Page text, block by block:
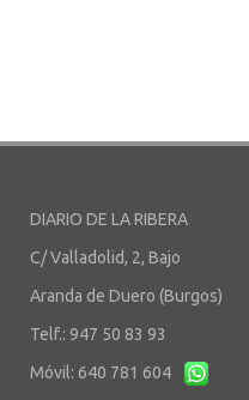
DIARIO DE LA RIBERA
C/ Valladolid, 2, Bajo
Aranda de Duero (Burgos)
Telf.: 947 50 83 93
Móvil: 640 781 604